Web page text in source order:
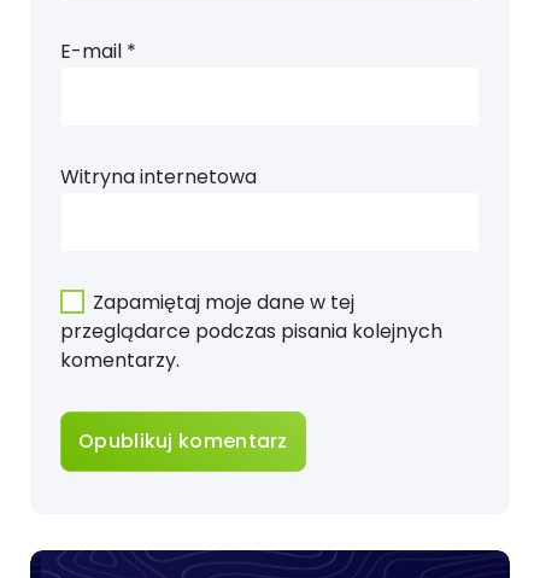
E-mail *
Witryna internetowa
Zapamiętaj moje dane w tej
przeglądarce podczas pisania kolejnych
komentarzy.